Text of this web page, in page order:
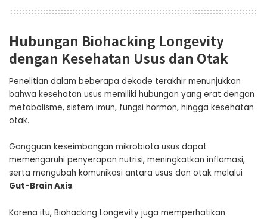
Hubungan Biohacking Longevity
dengan Kesehatan Usus dan Otak
Penelitian dalam beberapa dekade terakhir menunjukkan
bahwa kesehatan usus memiliki hubungan yang erat dengan
metabolisme, sistem imun, fungsi hormon, hingga kesehatan
otak.
Gangguan keseimbangan mikrobiota usus dapat
memengaruhi penyerapan nutrisi, meningkatkan inflamasi,
serta mengubah komunikasi antara usus dan otak melalui
Gut-Brain Axis.
Karena itu, Biohacking Longevity juga memperhatikan